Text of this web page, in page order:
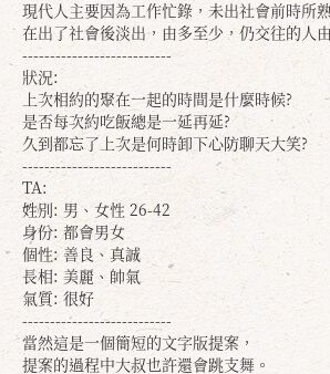
現代人主要因為工作忙錄，未出社會前時所
在出了社會後淡出，由多至少，仍交往的人
---------------------------
狀況:
上次相約的聚在一起的時間是什麼時候?
是否每次約吃飯總是一延再延?
久到都忘了上次是何時卸下心防聊天大笑?
---------------------------
TA:
姓別: 男、女性 26-42
身份: 都會男女
個性: 善良、真誠
長相: 美麗、帥氣
氣質: 很好
---------------------------
當然這是一個簡短的文字版提案，
提案的過程中大叔也許還會跳支舞。